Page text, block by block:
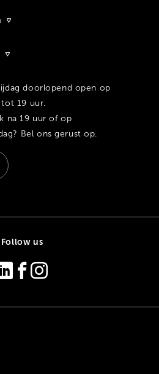
doorlopend open op
tot 19 uur.
na 19 uur of op
Bel ons gerust op.
Follow us